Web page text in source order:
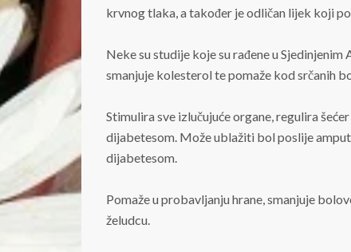
krvnog tlaka, a također je odličan lijek koji
Neke su studije koje su rađene u
smanjuje kolesterol te pomaže kod srčanih
Stimulira sve izlučujuće organe, regulira
dijabetesom. Može ublažiti bol poslije
dijabetesom.
Pomaže u probavljanju hrane, smanjuje
želudcu.